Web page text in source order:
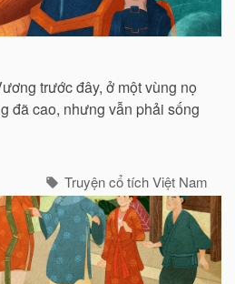
trước đây, ở một vùng nọ
đã cao, nhưng vẫn phải sống
Truyện cổ tích Việt Nam